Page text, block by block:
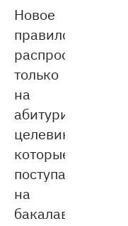
Новое
правило
распространяется
только
на
абитуриентов-
целевиков,
которые
поступают
на
бакалавриат